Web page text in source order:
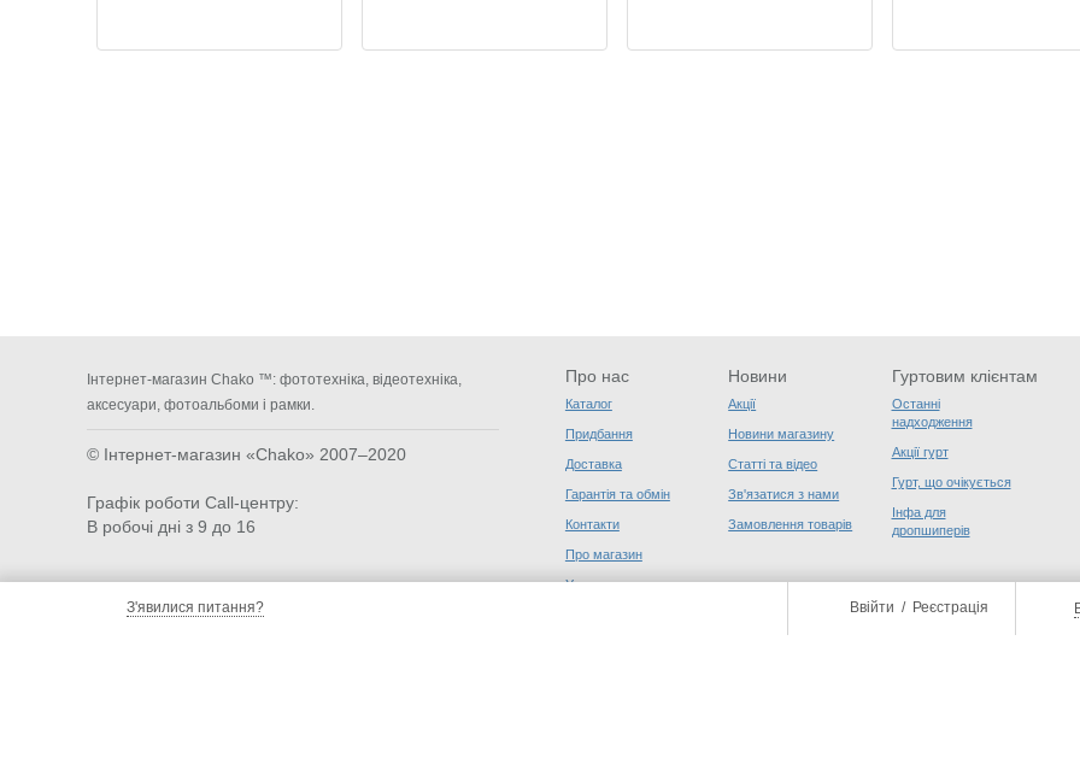
З'явилися питання? Ввійти / Реєстрація
Інтернет-магазин Chako ™: фототехніка, відеотехніка,
аксесуари, фотоальбоми і рамки.
© Інтернет-магазин «Chako» 2007–2020
Графік роботи Call-центру:
В робочі дні з 9 до 16
Про нас
Каталог
Придбання
Доставка
Гарантія та обмін
Контакти
Про магазин
Угода користувача
Новини
Акції
Новини магазину
Статті та відео
Зв'язатися з нами
Замовлення товарів
Гуртовим клієнтам
Останні
надходження
Акції гурт
Гурт, що очікується
Інфа для
дропшиперів